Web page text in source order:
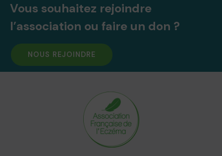
Vous souhaitez rejoindre
l’association ou faire un don ?
NOUS REJOINDRE